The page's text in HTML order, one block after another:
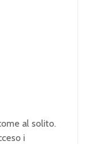
al solito.
i